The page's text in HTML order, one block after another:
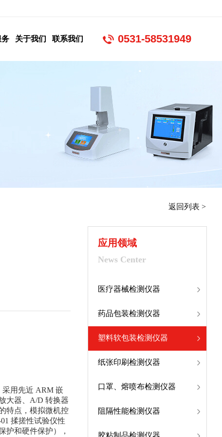
务 关于我们 联系我们 0531-58531949
返回列表 >
采用先近 ARM 嵌
大器、A/D 转换器
特点，模拟微机控
揉搓性试验仪性
护和硬件保护），
应用领域
News Center
医疗器械检测仪器
药品包装检测仪器
塑料软包装检测仪器
纸张印刷检测仪器
口罩、熔喷布检测仪器
阻隔性能检测仪器
胶粘制品检测仪器